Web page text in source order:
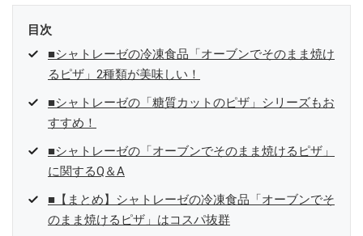
目次
■シャトレーゼの冷凍食品「オーブンでそのまま焼け
るピザ」2種類が美味しい！
■シャトレーゼの「糖質カットのピザ」シリーズもお
すすめ！
■シャトレーゼの「オーブンでそのまま焼けるピザ」
に関するQ＆A
■【まとめ】シャトレーゼの冷凍食品「オーブンでそ
のまま焼けるピザ」はコスパ抜群